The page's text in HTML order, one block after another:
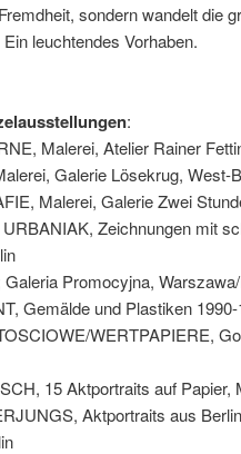
sondern wandelt die
leuchtendes Vorhaben.
:
Malerei, Atelier Rainer
Galerie Lösekrug, West-
Malerei, Galerie Zwei
Zeichnungen mit
Promocyjna,
Gemälde und Plastiken
WERTPAPIERE,
15 Aktportraits auf Papier,
Aktportraits aus